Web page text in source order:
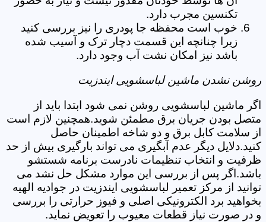
تکنسین مجرب دارد.
خوب است محفظه جا پودری را نیز بررسی کنید
زیرا چنانچه این قسمت دچار ترک و آسیب شده
باشد نیز امکان نشت آب وجود دارد.
روشن نشدن ماشین لباسشویی ایندزیت
اگر ماشین لباسشویی روشن نمی شود ابتدا باید از
متصل بودن جریان برق مطمئن شوید.همچنین لازم است
از سلامت کابل برق و دو شاخه اطمینان حاصل
کنید.دلایل دیگر عدم آبگیری می تواند بارگیری بیش از حد
ظرفیت و انتخاب تنظیمات نادرست برنامه شستشو
باشد.اگر پس از بررسی این موارد مشکل حل نشد می
توانید از مرکز تعمیر لباسشویی ایندزیت در جوادیه الهیه
بخواهید برد الکترونیکی اصلی و فیوز حرارتی را بررسی
و در صورت نیاز قطعات معیوب را تعویض نماید.